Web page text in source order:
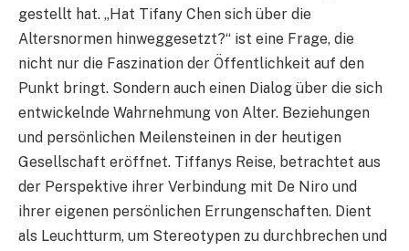
gestellt hat. „Hat Tifany Chen sich über die
Altersnormen hinweggesetzt?“ ist eine Frage, die
nicht nur die Faszination der Öffentlichkeit auf den
Punkt bringt. Sondern auch einen Dialog über die sich
entwickelnde Wahrnehmung von Alter. Beziehungen
und persönlichen Meilensteinen in der heutigen
Gesellschaft eröffnet. Tiffanys Reise, betrachtet aus
der Perspektive ihrer Verbindung mit De Niro und
ihrer eigenen persönlichen Errungenschaften. Dient
als Leuchtturm, um Stereotypen zu durchbrechen und